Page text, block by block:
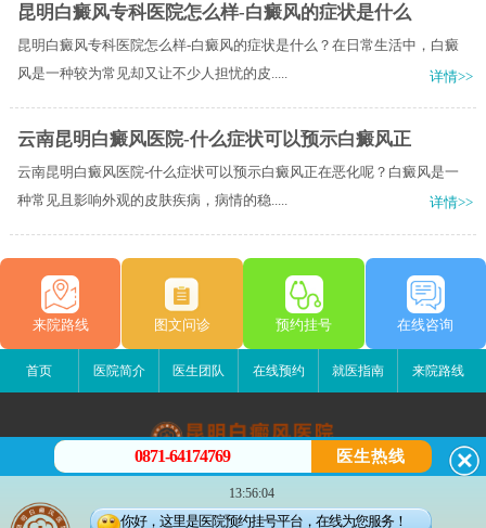
昆明白癜风专科医院怎么样-白癜风的症状是什么
昆明白癜风专科医院怎么样-白癜风的症状是什么？在日常生活中，白癜
风是一种较为常见却又让不少人担忧的皮.....
详情>>
云南昆明白癜风医院-什么症状可以预示白癜风正
云南昆明白癜风医院-什么症状可以预示白癜风正在恶化呢？白癜风是一
种常见且影响外观的皮肤疾病，病情的稳.....
详情>>
来院路线 图文问诊 预约挂号 在线咨询
首页 医院简介 医生团队 在线预约 就医指南 来院路线
昆明白癜风医院
昆明市五华区护国路2号
版权所有：昆明白癜风医院
0871-64174769 医生热线
13:56:04
你好，这里是医院预约挂号平台，在线为您服务！